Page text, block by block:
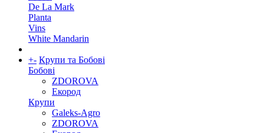
De La Mark
Planta
Vins
White Mandarin
+- Крупи та Бобові
Бобові
ZDOROVA
Екород
Крупи
Galeks-Agro
ZDOROVA